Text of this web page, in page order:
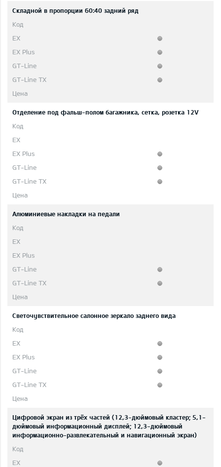
Складной в пропорции 60:40 задний ряд
Отделение под фальш-полом багажника, сетка, розетка 12V
Aлюминиевые накладки на педали
Светочувствительное салонное зеркало заднего вида
Цифровой экран из трёх частей (12,3-дюймовый кластер; 5,1-
дюймовый информационный дисплей; 12,3-дюймовый
информационно-развлекательный и навигационный экран)